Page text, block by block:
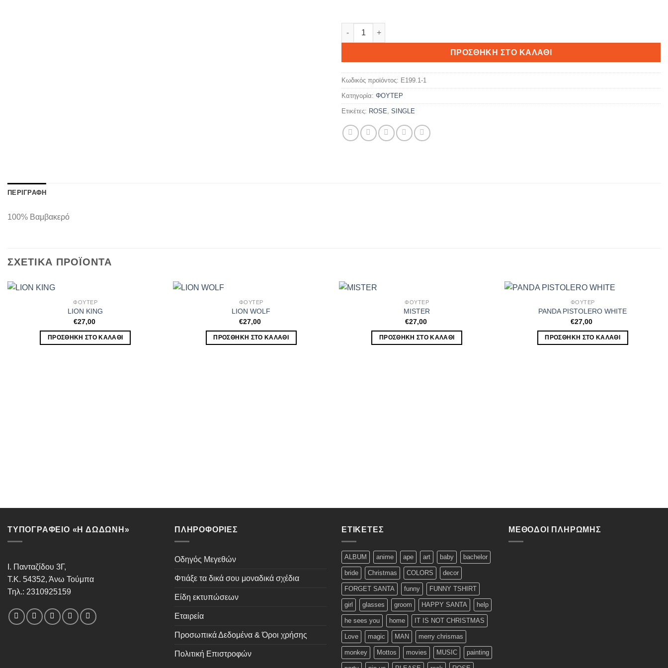
Wubba Lubba ποσότητα
ΠΡΟΣΘΉΚΗ ΣΤΟ ΚΑΛΆΘΙ
Κωδικός προϊόντος: E199.1-1
Κατηγορία: ΦΟΥΤΕΡ
Ετικέτες: ROSE SINGLE
ΠΕΡΙΓΡΑΦΉ
100% Βαμβακερό
ΣΧΕΤΙΚΆ ΠΡΟΪΌΝΤΑ
ΦΟΥΤΕΡ
LION KING
€27,00
ΠΡΟΣΘΉΚΗ ΣΤΟ ΚΑΛΆΘΙ
ΦΟΥΤΕΡ
LION WOLF
€27,00
ΠΡΟΣΘΉΚΗ ΣΤΟ ΚΑΛΆΘΙ
ΦΟΥΤΕΡ
MISTER
€27,00
ΠΡΟΣΘΉΚΗ ΣΤΟ ΚΑΛΆΘΙ
ΦΟΥΤΕΡ
PANDA PISTOLERO WHITE
€27,00
ΠΡΟΣΘΉΚΗ ΣΤΟ ΚΑΛΆΘΙ
ΤΥΠΟΓΡΑΦΕΙΟ «Η ΔΩΔΩΝΗ»
Ι. Πανταζίδου 3Γ,
Τ.Κ. 54352, Άνω Τούμπα
Τηλ.: 2310925159
ΠΛΗΡΟΦΟΡΊΕΣ
Οδηγός Μεγεθών
Φτιάξε τα δικά σου μοναδικά σχέδια
Είδη εκτυπώσεων
Εταιρεία
Προσωπικά Δεδομένα & Όροι χρήσης
Πολιτική Επιστροφών
ΕΤΙΚΈΤΕΣ
ALBUM anime ape art baby bachelor
bride Christmas COLORS decor
FORGET SANTA funny FUNNY TSHIRT
girl glasses groom HAPPY SANTA help
he sees you home IT IS NOT CHRISTMAS
Love magic MAN merry chrismas
monkey Mottos movies MUSIC painting
ΜΈΘΟΔΟΙ ΠΛΗΡΩΜΉΣ